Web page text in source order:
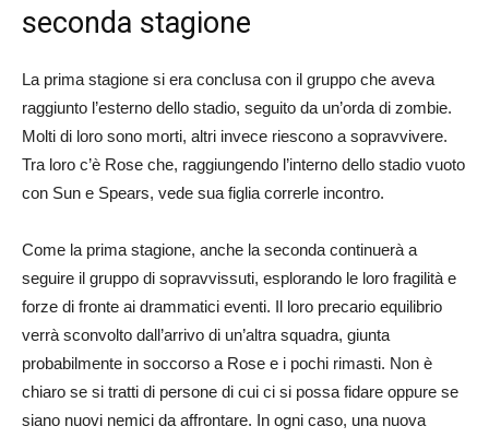
seconda stagione
La prima stagione si era conclusa con il gruppo che aveva
raggiunto l’esterno dello stadio, seguito da un’orda di zombie.
Molti di loro sono morti, altri invece riescono a sopravvivere.
Tra loro c’è Rose che, raggiungendo l’interno dello stadio vuoto
con Sun e Spears, vede sua figlia correrle incontro.
Come la prima stagione, anche la seconda continuerà a
seguire il gruppo di sopravvissuti, esplorando le loro fragilità e
forze di fronte ai drammatici eventi. Il loro precario equilibrio
verrà sconvolto dall’arrivo di un’altra squadra, giunta
probabilmente in soccorso a Rose e i pochi rimasti. Non è
chiaro se si tratti di persone di cui ci si possa fidare oppure se
siano nuovi nemici da affrontare. In ogni caso, una nuova